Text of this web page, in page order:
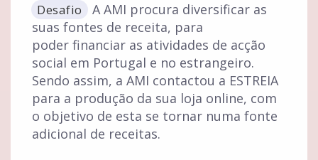
Desafio
A AMI procura diversificar as
suas fontes de receita, para
poder financiar as atividades de acção
social em Portugal e no estrangeiro.
Sendo assim, a AMI contactou a ESTREIA
para a produção da sua loja online, com
o objetivo de esta se tornar numa fonte
adicional de receitas.